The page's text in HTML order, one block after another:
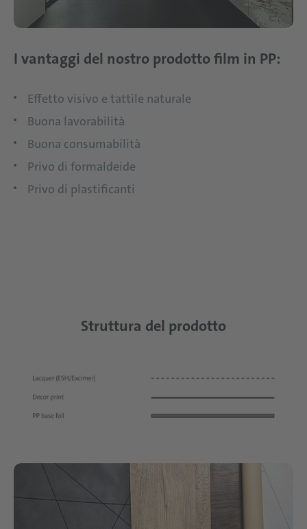
I vantaggi del nostro prodotto film in PP:
Effetto visivo e tattile naturale
Buona lavorabilità
Buona consumabilità
Privo di formaldeide
Privo di plastificanti
Struttura del prodotto